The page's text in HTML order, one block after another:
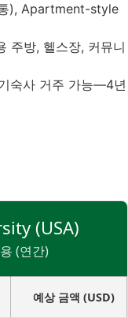
), Apartment-style
주방, 헬스장, 커뮤니
숙사 거주 가능—4년
(USA)
(연간)
예상 금액 (USD)